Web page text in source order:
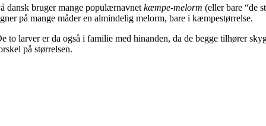
dansk bruger mange populærnavnet kæmpe-melorm (eller bare “de
på mange måder en almindelig melorm, bare i kæmpestørrelse.
to larver er da også i familie med hinanden, da de begge tilhører
på størrelsen.